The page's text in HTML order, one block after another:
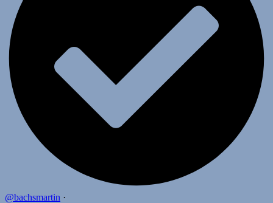
@bachsmartin ·